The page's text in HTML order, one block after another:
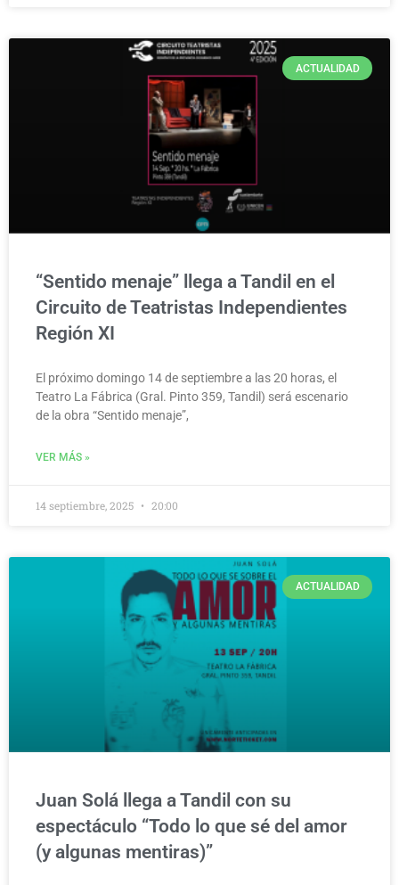
ACTUALIDAD
“Sentido menaje” llega a Tandil en el
Circuito de Teatristas Independientes
Región XI
El próximo domingo 14 de septiembre a las 20 horas, el
Teatro La Fábrica (Gral. Pinto 359, Tandil) será escenario
de la obra “Sentido menaje”,
VER MÁS »
14 septiembre, 2025 20:00
ACTUALIDAD
Juan Solá llega a Tandil con su
espectáculo “Todo lo que sé del amor
(y algunas mentiras)”